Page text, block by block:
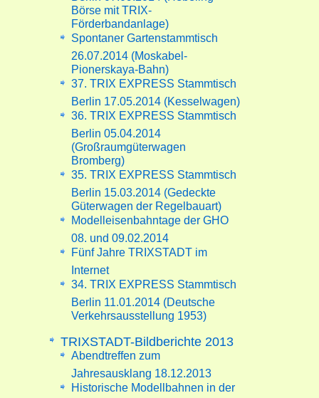
Börse mit TRIX-
Förderbandanlage)
Spontaner Gartenstammtisch
26.07.2014 (Moskabel-
Pionerskaya-Bahn)
37. TRIX EXPRESS Stammtisch
Berlin 17.05.2014 (Kesselwagen)
36. TRIX EXPRESS Stammtisch
Berlin 05.04.2014
(Großraumgüterwagen
Bromberg)
35. TRIX EXPRESS Stammtisch
Berlin 15.03.2014 (Gedeckte
Güterwagen der Regelbauart)
Modelleisenbahntage der GHO
08. und 09.02.2014
Fünf Jahre TRIXSTADT im
Internet
34. TRIX EXPRESS Stammtisch
Berlin 11.01.2014 (Deutsche
Verkehrsausstellung 1953)
TRIXSTADT-Bildberichte 2013
Abendtreffen zum
Jahresausklang 18.12.2013
Historische Modellbahnen in der